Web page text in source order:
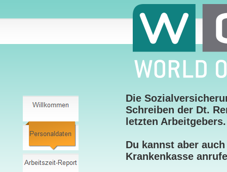
Die
Schreiben der Dt.
letzten
Du kannst aber
Krankenkasse